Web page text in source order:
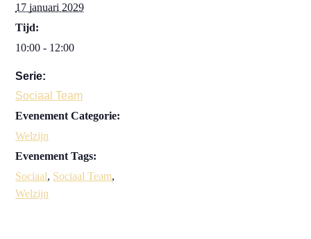
17 januari 2029
Tijd:
10:00 - 12:00
Serie:
Sociaal Team
Evenement Categorie:
Welzijn
Evenement Tags:
Sociaal, Sociaal Team,
Welzijn